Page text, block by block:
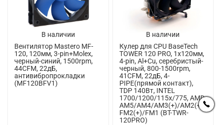
В наличии
Вентилятор Mastero MF-
120, 120мм, 3-pin+Molex,
черный-синий, 1500rpm,
44CFM, 22дБ,
антивибропрокладки
(MF120BFV1)
В наличии
Кулер для CPU BaseTech
TOWER 120 PRO, 1х120мм,
4-pin, Al+Cu, серебристый-
черный, 800-1500rpm,
41CFM, 22дБ, 4-
PIPE(прямой контакт),
TDP 140Вт, INTEL
1700/1200/115x/775, AMD
AM5/AM4/AM3(+)/AM2(+)/
FM2(+)/FM1 (BT-TWR-
120PRO)